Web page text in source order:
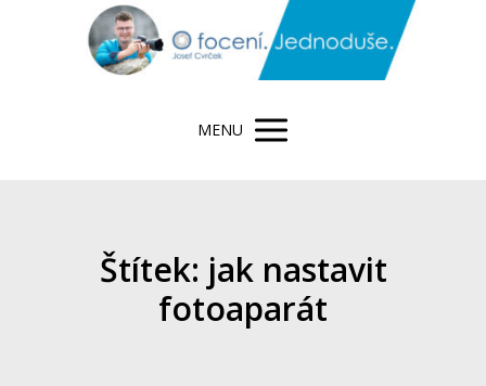
MENU
Štítek: jak nastavit
fotoaparát